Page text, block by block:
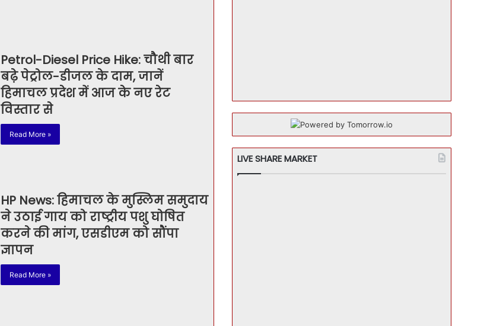
Petrol-Diesel Price Hike: चौथी बार
बढ़े पेट्रोल-डीजल के दाम, जानें
हिमाचल प्रदेश में आज के नए रेट
विस्तार से
Read More »
HP News: हिमाचल के मुस्लिम समुदाय
ने उठाई गाय को राष्ट्रीय पशु घोषित
करने की मांग, एसडीएम को सौंपा
ज्ञापन
Read More »
LIVE SHARE MARKET